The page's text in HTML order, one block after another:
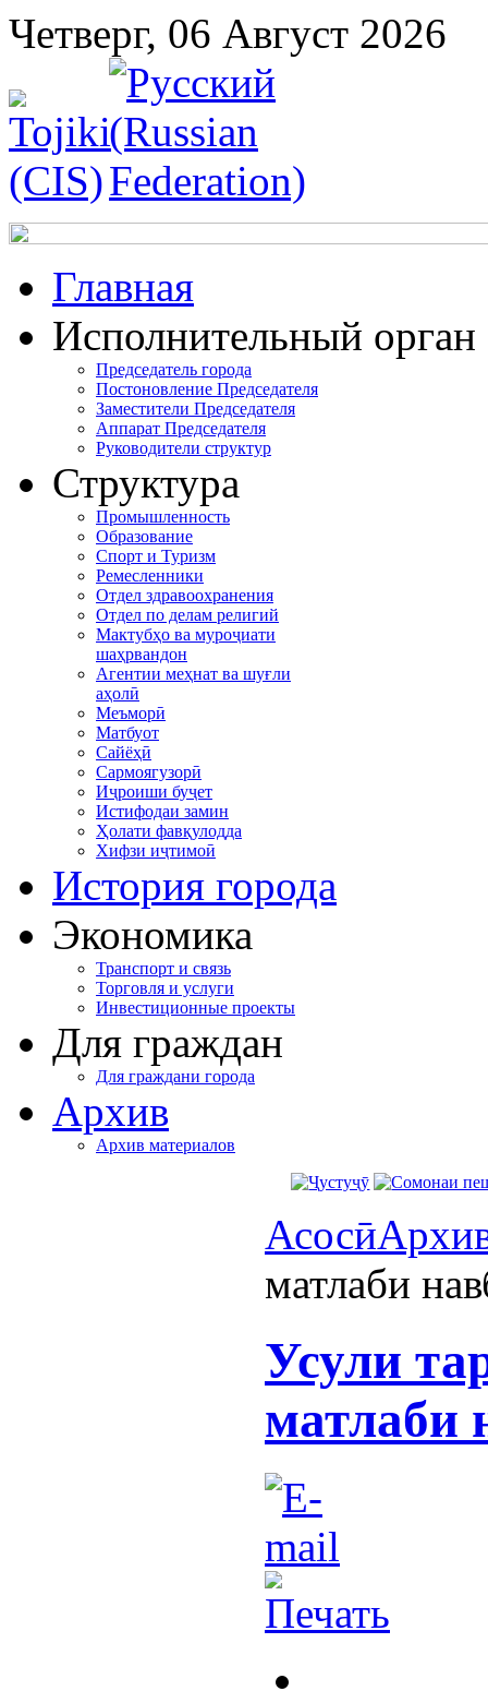
Четверг, 06 Август 2026
Главная
Исполнительный орган
Председатель города
Постоновление Председателя
Заместители Председателя
Аппарат Председателя
Руководители структур
Структура
Промышленность
Образование
Спорт и Туризм
Ремесленники
Отдел здравоохранения
Отдел по делам религий
Мактубҳо ва муроҷиати
шаҳрвандон
Агентии меҳнат ва шуғли
аҳолӣ
Меъморӣ
Матбуот
Сайёҳӣ
Сармоягузорӣ
Иҷроиши буҷет
Истифодаи замин
Ҳолати фавқулодда
Хифзи иҷтимоӣ
История города
Экономика
Транспорт и связь
Торговля и услуги
Инвестиционные проекты
Для граждан
Для граждани города
Архив
Архив материалов
Асосӣ
матлаби
Усули
матлаби